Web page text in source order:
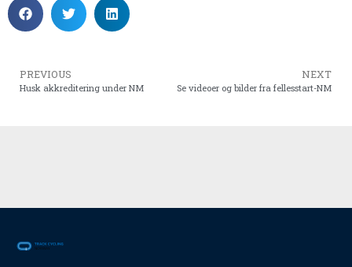
PREVIOUS
Husk akkreditering under NM
NEXT
Se videoer og bilder fra fellesstart-NM